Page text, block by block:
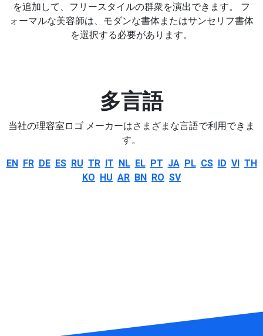
を追加して、フリースタイルの群衆を演出できます。 フ
ォーマルな美容師は、モダンな書体またはサンセリフ書体
を選択する必要があります。
多言語
当社の理容室ロゴ メーカーはさまざまな言語で利用できま
す。
EN FR DE ES RU TR IT NL EL PT JA PL CS ID VI TH
KO HU AR BN RO SV